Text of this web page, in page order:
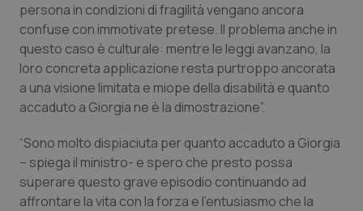
Puglia
Sardegna
Sicilia
Toscana
Umbria
Malattie rare
Malattia di Crohn & Rettocolite Ulcerosa
Neuroscienze & patologie neurodegenerative
Obesità
Oftalmologia
persona in condizioni di fragilità vengano ancora
confuse con immotivate pretese. Il problema anche in
questo caso è culturale: mentre le leggi avanzano, la
loro concreta applicazione resta purtroppo ancorata
a una visione limitata e miope della disabilità e quanto
accaduto a Giorgia ne è la dimostrazione”.
“Sono molto dispiaciuta per quanto accaduto a Giorgia
– spiega il ministro- e spero che presto possa
superare questo grave episodio continuando ad
affrontare la vita con la forza e l’entusiasmo che la